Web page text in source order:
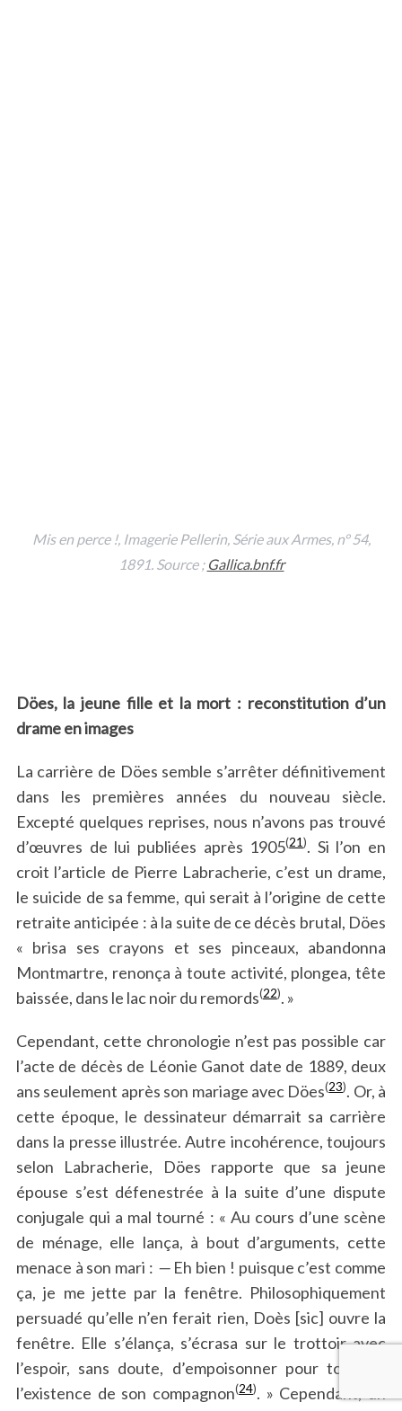
Mis en perce !, Imagerie Pellerin, Série aux Armes, n° 54,
1891. Source ; Gallica.bnf.fr
Döes, la jeune fille et la mort : reconstitution d’un
drame en images
La carrière de Döes semble s’arrêter définitivement
dans les premières années du nouveau siècle.
Excepté quelques reprises, nous n’avons pas trouvé
d’œuvres de lui publiées après 1905(21). Si l’on en
croit l’article de Pierre Labracherie, c’est un drame,
le suicide de sa femme, qui serait à l’origine de cette
retraite anticipée : à la suite de ce décès brutal, Döes
« brisa ses crayons et ses pinceaux, abandonna
Montmartre, renonça à toute activité, plongea, tête
baissée, dans le lac noir du remords(22). »
Cependant, cette chronologie n’est pas possible car
l’acte de décès de Léonie Ganot date de 1889, deux
ans seulement après son mariage avec Döes(23). Or, à
cette époque, le dessinateur démarrait sa carrière
dans la presse illustrée. Autre incohérence, toujours
selon Labracherie, Döes rapporte que sa jeune
épouse s’est défenestrée à la suite d’une dispute
conjugale qui a mal tourné : « Au cours d’une scène
de ménage, elle lança, à bout d’arguments, cette
menace à son mari : —Eh bien ! puisque c’est comme
ça, je me jette par la fenêtre. Philosophiquement
persuadé qu’elle n’en ferait rien, Doès [sic] ouvre la
fenêtre. Elle s’élança, s’écrasa sur le trottoir avec
l’espoir, sans doute, d’empoisonner pour toujours
l’existence de son compagnon(24). » Cependant, un